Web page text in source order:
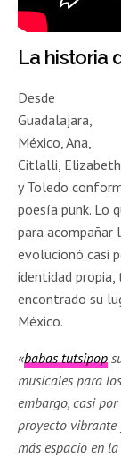
La historia
Desde
Guadalajara,
México, Ana,
Citlalli, Elizabeth
y Toledo
poesía punk. Lo
para
evolucionó casi
identidad
encontrado su
México.
«babas tutsipop
musicales para
embargo, casi
proyecto vibrante
más espacio en